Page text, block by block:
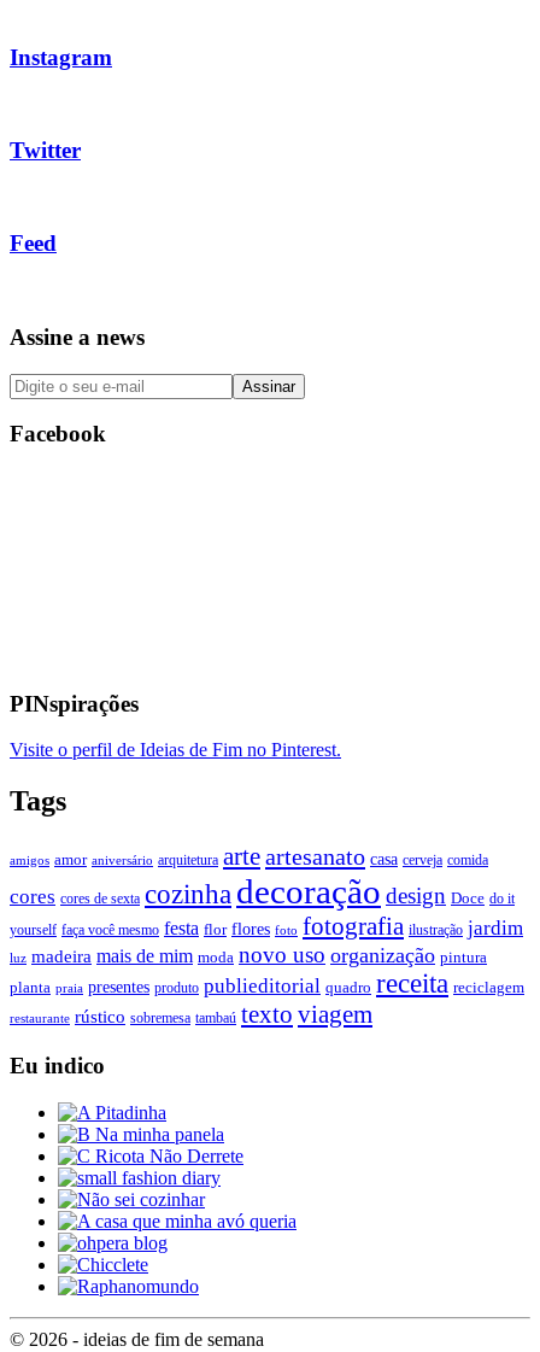
Instagram
Twitter
Feed
Assine a news
Facebook
PINspirações
Visite o perfil de Ideias de Fim no Pinterest.
Tags
amigos amor aniversário arquitetura arteartesanato casa cerveja comida
cores cores de sexta cozinhadecoração design Doce do it
yourself faça você mesmo festa flor flores foto fotografia ilustração jardim
luz madeira mais de mim moda novo uso organização pintura
planta praia presentes produto publieditorial quadro receita reciclagem
restaurante rústico sobremesa tambaú texto viagem
Eu indico
© 2026 - ideias de fim de semana